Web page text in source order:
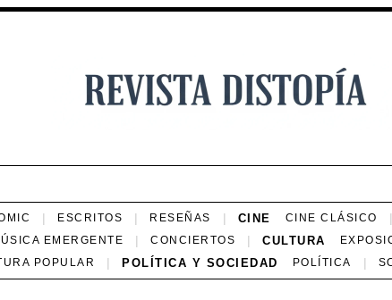
ESCRITOS RESEÑAS CINE CINE CLÁSICO
EMERGENTE CONCIERTOS CULTURA
POPULAR POLÍTICA Y SOCIEDAD POLÍTICA